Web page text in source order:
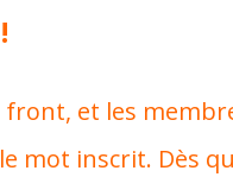
et les
mot inscrit. Dès